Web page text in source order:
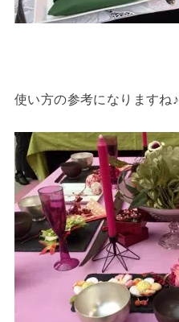
使い方の参考になりますね♪